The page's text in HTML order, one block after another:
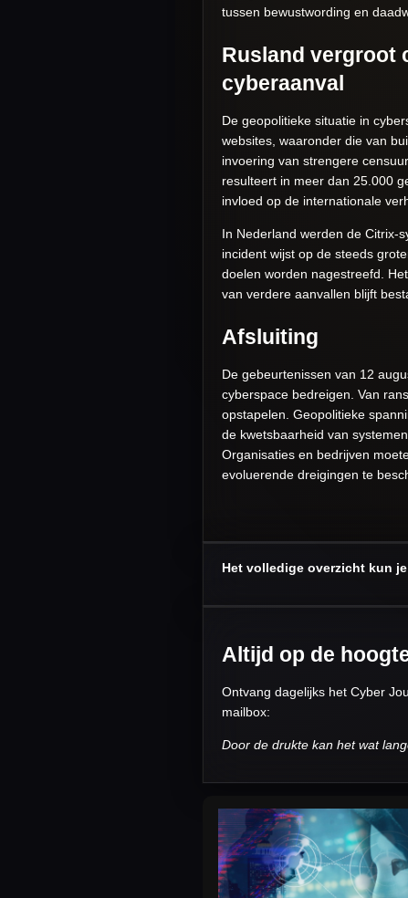
tussen bewustwording en
Rusland vergroot
cyberaanval
De geopolitieke situatie in
websites, waaronder die van
invoering van strengere
resulteert in meer dan 25.000
invloed op de internationale
In Nederland werden de Citrix-
incident wijst op de steeds
doelen worden nagestreefd.
van verdere aanvallen blijft
Afsluiting
De gebeurtenissen van 12
cyberspace bedreigen. Van
opstapelen. Geopolitieke
de kwetsbaarheid van
Organisaties en bedrijven
evoluerende dreigingen te
Het volledige overzicht kun
Altijd op de
Ontvang dagelijks het Cyber
mailbox:
Door de drukte kan het wat